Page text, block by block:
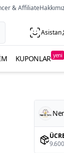
& Affiliate
Asistan
KUPONLAR yeni